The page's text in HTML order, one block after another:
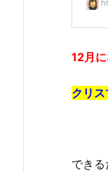
12月
クリ
でき